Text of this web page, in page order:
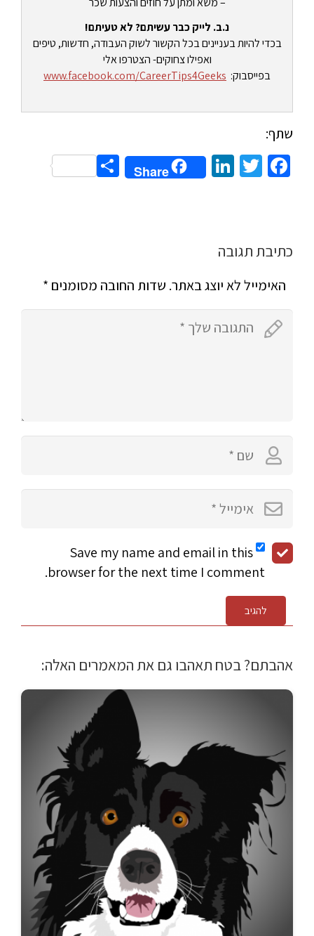
נ.ב. לייק כבר עשיתם? לא טעיתם!
בכדי להיות בעניינים בכל הקשור לשוק העבודה, חדשות, טיפים
ואפילו צחוקים- הצטרפו אלי
בפייסבוק: www.facebook.com/CareerTips4Geeks
שתף:
Facebook
Twitter
LinkedIn
Share
Share
כתיבת תגובה
האימייל לא יוצג באתר. שדות החובה מסומנים *
Save my name and email in this
browser for the next time I comment.
להגיב
אהבתם? בטח תאהבו גם את המאמרים האלה: